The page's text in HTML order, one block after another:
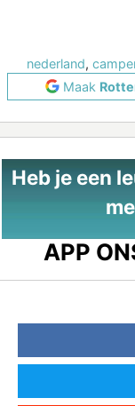
nederland,
Maak
Heb je een
APP